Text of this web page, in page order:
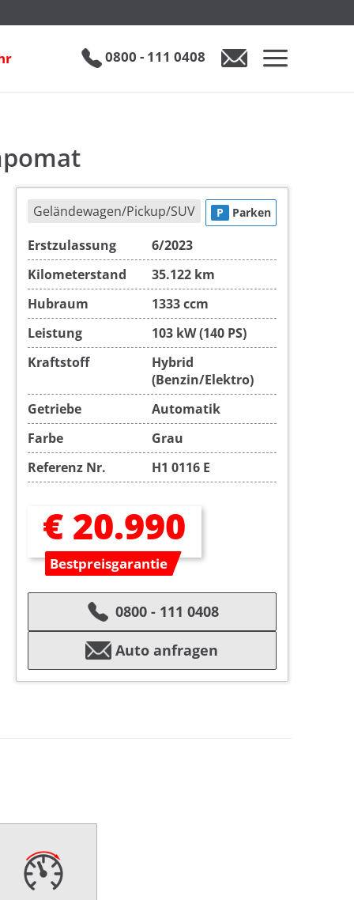
0800 - 111 0408
Geländewagen/Pickup/SUV P Parken
Erstzulassung
6/2023
Kilometerstand
35.122 km
Hubraum
1333 ccm
Leistung
103 kW (140 PS)
Kraftstoff
Hybrid
(Benzin/Elektro)
Getriebe
Automatik
Farbe
Grau
Referenz Nr.
H1 0116 E
€ 20.990
Bestpreisgarantie
0800 - 111 0408
Auto anfragen